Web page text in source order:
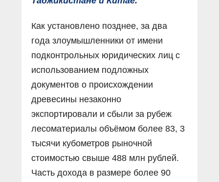
Как установлено позднее, за два
года злоумышленники от имени
подконтрольных юридических лиц с
использованием подложных
документов о происхождении
древесины незаконно
экспортировали и сбыли за рубеж
лесоматериалы объёмом более 83, 3
тысячи кубометров рыночной
стоимостью свыше 488 млн рублей.
Часть дохода в размере более 90